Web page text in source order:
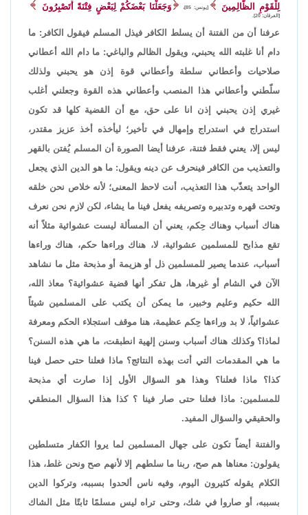
لِلْقَوْمِ الظَّالِمِينَ
[يونس: 85]، وَجَعَلْنَا بَعْضَكُمْ لِبَعْضٍ فِتْنَةً أَتَصْبِرُونَ
[الفرقان: 20].
عرفنا أن من الفتنة أن يسلط الكافر فيذل المسلم فيقول الكافر: ما
دام أنا غلبته الله يحبني، ويقول الظالم والباغي: ما دام الله أعطاني
صلاحيات وأعطاني سلطة وأعطاني قوة إذن هو يحبني ولذلك
سلّطني وأعطاني هذا المنصب وأعطاني هذه القوة وجعلني أغلب
غيري إذن يحبني إذن انا على حق، مع أن القضية كلها قد تكون
استدراج في استدراج وإمهال في تأخير؛ ليأخذه أخذ عزيز مقتدر،
ليس إلا، يعني فقط فتنة، عرفنا أيضا الصورة أن المسلم يُفتن بالقهر
والتعذيب من الكافر فينحرف عن دينه ويقول: ما هو الدين الذي يجعل
الواحد يتعذّب هذا التعذيب، أنت لاحظ المعنى؛ لأنه خلاص نحن خلقه
وتحت قهره وتدبيره وتصريفه يفعل فينا ما يشاء، لكن لازم نحن نعرف
هناك أسباب وهناك حِكم، يعني أن المسألة ليست عشوائية مثلاً أنه
تقع مذابح للمسلمين عشوائية، لا، هناك وراءها حكم، هناك وراءها
أسباب، عندما يصير للمسلمين ذل أو هزيمة أو مذبحة مثل ما نشاهد
الآن في الشام أو غيرها، هل تفكر أنها قضية عشوائية؟ معاذ الله،
الله حكيم وعليم وخبير، ما يمكن أن يكتب على المسلمين شيئاً
عشوائياً، لا بد وراءها حِكم عظيمة، هنا موقف استجلاء الحكم ومعرفة
لماذا؟ وكذلك هناك أسباب وسنن إلهية انطبقت، ما هي هذه السنن؟
ما هي المقدمات التي أتت بهذه النتائج؟ ماذا فعلنا حتى حصل فينا
كذا؟ ماذا فعلنا؟ وهذا هو السؤال الأول إذا صارت أي مذبحة
للمسلمين: ماذا فعلنا حتى صار فينا ؟ كذا هذا السؤال المنطقي
والحقيقي والسؤال المفيد.
والفتنة أيضاً تكون على جهال المسلمين لما يروا الكفار متسلطين
يقولون: معناها هم صح، ربنا ما سلطهم إلا لأنهم صح ونحن غلط، هذا
الكلام يقوله كثيرون اليوم، وفيه ناس ألحدوا بسببه، وتركوا الدين
بسببه، أو صاروا في شك، وحتى تراه ليس مسلمًا ثابتًا مثل الشاك